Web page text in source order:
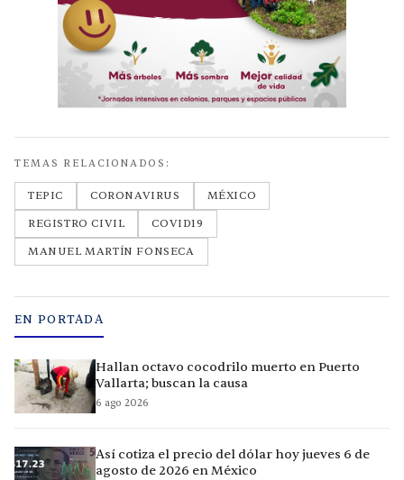
TEMAS RELACIONADOS:
TEPIC CORONAVIRUS
MÉXICO
REGISTRO CIVIL
COVID19
MANUEL MARTÍN FONSECA
EN PORTADA
Hallan octavo cocodrilo muerto en Puerto
Vallarta; buscan la causa
6 ago 2026
Así cotiza el precio del dólar hoy jueves 6 de
agosto de 2026 en México